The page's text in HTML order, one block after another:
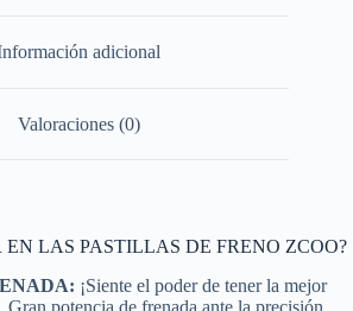
adicional
Valoraciones (0)
EN LAS PASTILLAS DE FRENO ZCOO?
¡Siente el poder de tener la mejor